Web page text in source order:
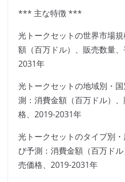
*** 主な特徴 ***
光トークセットの世界市場
額（百万ドル）、販売数量
2031年
光トークセットの地域別・
測：消費金額（百万ドル）
格、2019-2031年
光トークセットのタイプ別
び予測：消費金額（百万ド
売価格、2019-2031年